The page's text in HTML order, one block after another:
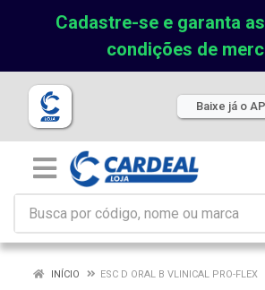
Cadastre-se e garanta
condições de
Baixe já o
INÍCIO ESC D ORAL B VLINICAL PRO-FLEX